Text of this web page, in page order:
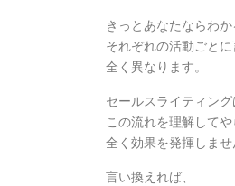
きっとあなたならわか
それぞれの活動ごと
全く異なります。
セールスライティング
この流れを理解してや
全く効果を発揮しませ
言い換えれば、